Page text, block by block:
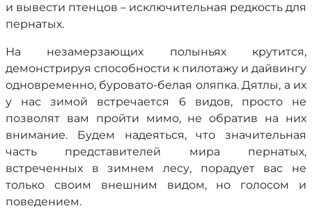
и вывести птенцов – исключительная редкость для
пернатых.
На незамерзающих полыньях крутится,
демонстрируя способности к пилотажу и дайвингу
одновременно, буровато-белая оляпка. Дятлы, а их
у нас зимой встречается 6 видов, просто не
позволят вам пройти мимо, не обратив на них
внимание. Будем надеяться, что значительная
часть представителей мира пернатых,
встреченных в зимнем лесу, порадует вас не
только своим внешним видом, но голосом и
поведением.